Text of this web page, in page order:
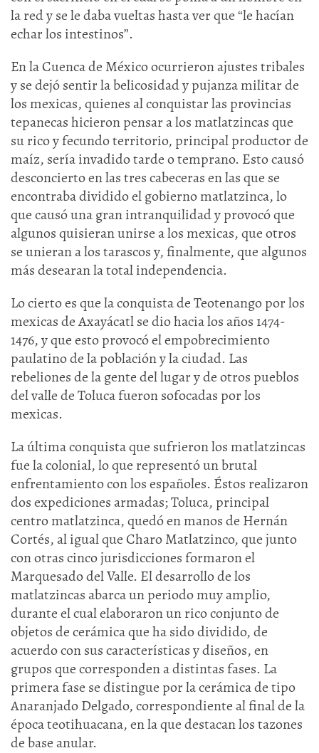
la red y se le daba vueltas hasta ver que “le hacían
echar los intestinos”.
En la Cuenca de México ocurrieron ajustes tribales
y se dejó sentir la belicosidad y pujanza militar de
los mexicas, quienes al conquistar las provincias
tepanecas hicieron pensar a los matlatzincas que
su rico y fecundo territorio, principal productor de
maíz, sería invadido tarde o temprano. Esto causó
desconcierto en las tres cabeceras en las que se
encontraba dividido el gobierno matlatzinca, lo
que causó una gran intranquilidad y provocó que
algunos quisieran unirse a los mexicas, que otros
se unieran a los tarascos y, finalmente, que algunos
más desearan la total independencia.
Lo cierto es que la conquista de Teotenango por los
mexicas de Axayácatl se dio hacia los años 1474-
1476, y que esto provocó el empobrecimiento
paulatino de la población y la ciudad. Las
rebeliones de la gente del lugar y de otros pueblos
del valle de Toluca fueron sofocadas por los
mexicas.
La última conquista que sufrieron los matlatzincas
fue la colonial, lo que representó un brutal
enfrentamiento con los españoles. Éstos realizaron
dos expediciones armadas; Toluca, principal
centro matlatzinca, quedó en manos de Hernán
Cortés, al igual que Charo Matlatzinco, que junto
con otras cinco jurisdicciones formaron el
Marquesado del Valle. El desarrollo de los
matlatzincas abarca un periodo muy amplio,
durante el cual elaboraron un rico conjunto de
objetos de cerámica que ha sido dividido, de
acuerdo con sus características y diseños, en
grupos que corresponden a distintas fases. La
primera fase se distingue por la cerámica de tipo
Anaranjado Delgado, correspondiente al final de la
época teotihuacana, en la que destacan los tazones
de base anular.